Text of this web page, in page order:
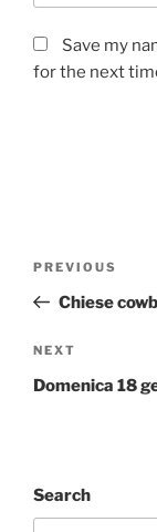
Save my
for the next
Previous
Post
PREVIOUS
Chiese
Next
Post
NEXT
Domenica 18
Search